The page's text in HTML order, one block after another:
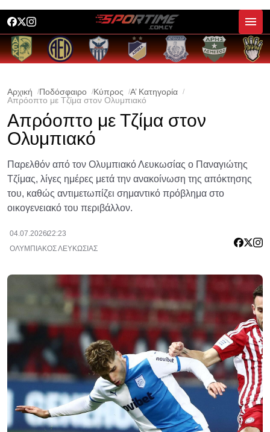
Αρχική Ποδόσφαιρο Κύπρος
Α’ Κατηγορία
Απρόοπτο με Τζίμα στον Ολυμπιακό
Απρόοπτο με Τζίμα στον
Ολυμπιακό
Παρελθόν από τον Ολυμπιακό Λευκωσίας ο Παναγιώτης
Τζίμας, λίγες ημέρες μετά την ανακοίνωση της απόκτησης
του, καθώς αντιμετωπίζει σημαντικό πρόβλημα στο
οικογενειακό του περιβάλλον.
04.07.202622:23
ΟΛΥΜΠΙΑΚΟΣ ΛΕΥΚΩΣΙΑΣ